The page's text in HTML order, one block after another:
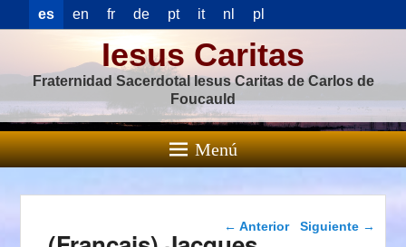
es en fr de pt it nl pl
Iesus Caritas
Fraternidad Sacerdotal Iesus Caritas de Carlos de
Foucauld
Menú
Navegación de
entradas
← Anterior Siguiente →